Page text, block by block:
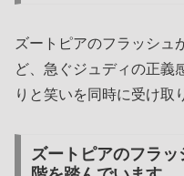
ズートピアのフラッシュ
ど、急ぐジュディの正義
りと笑いを同時に受け取
ズートピアのフラ